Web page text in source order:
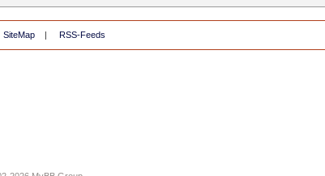
SiteMap | RSS-Feeds